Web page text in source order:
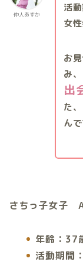
仲人あすか
活
女
お
み、
出
た
ん
さちっ子女子
年齢：37
活動期間